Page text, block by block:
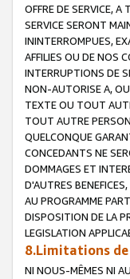
OFFRE DE SERVICE,
SERVICE SERONT
ININTERROMPUES,
AFFILIES OU DE NOS
INTERRUPTIONS DE
NON-AUTORISE A,
TEXTE OU TOUT
TOUT AUTRE
QUELCONQUE
CONCEDANTS NE
DOMMAGES ET
D'AUTRES
AU PROGRAMME
DISPOSITION DE LA
LEGISLATION
8.Limitations
NI NOUS-MÊMES NI